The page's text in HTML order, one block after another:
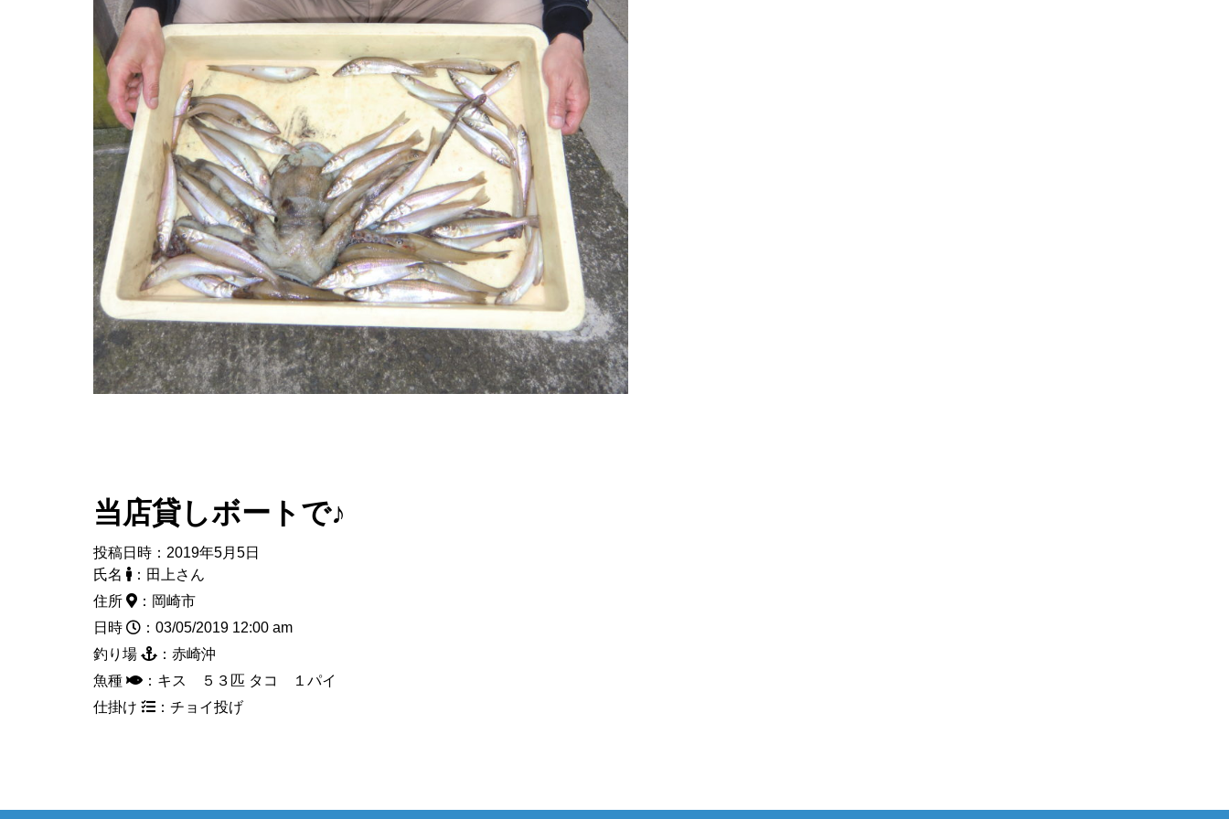
当店貸しボートで♪
投稿日時：2019年5月5日
氏名
：田上さん
住所
：岡崎市
日時
：03/05/2019 12:00 am
釣り場
：赤崎沖
魚種
：キス ５３匹 タコ １パイ
仕掛け
：チョイ投げ